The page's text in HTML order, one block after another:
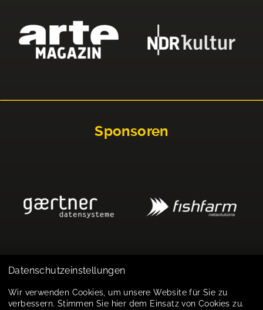
Sponsoren
Impressum
Datenschutzeinstellungen
Wir verwenden Cookies, um unsere Website für Sie zu
verbessern. Stimmen Sie hier dem Einsatz von Cookies zu.